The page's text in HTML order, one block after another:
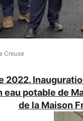
Creuse
2022.
potable de
de la Maison